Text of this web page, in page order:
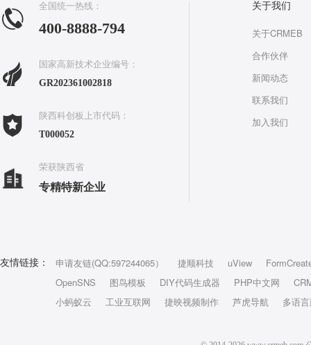
全国统一热线：
400-8888-794
国家高新技术企业编号：
GR202361002818
陕西科创板上市代码：
T000052
荣获陕西省
专精特新企业
关于我们
关于CRMEB
合作伙伴
新闻动态
联系我们
加入我们
友情链接： 申请友链(QQ:597244065） 捷顺科技 uView
OpenSNS
图鸟模板 DIY代码生成器 PHP中文网
小蚂蚁云
工业互联网 捷映视频制作 芦虎导航 多语